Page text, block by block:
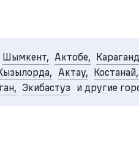
Шымкент, Актобе,
Актау, Костанай,
Экибастуз и другие